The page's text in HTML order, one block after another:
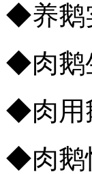
◆养鹅
◆肉鹅
◆肉用
◆肉鹅